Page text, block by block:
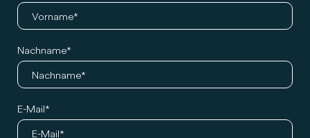
Nachname
E-Mail